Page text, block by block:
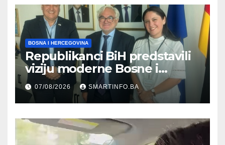
BOSNA I HERCEGOVINA
Republikanci BiH predstavili
viziju moderne Bosne i
Hercegovine ambasadoru
Njemačke
07/08/2026 SMARTINFO.BA